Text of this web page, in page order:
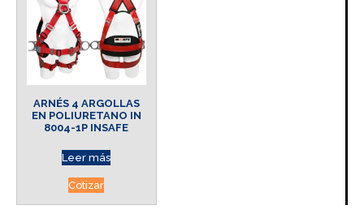
ARNÉS 4 ARGOLLAS
EN POLIURETANO IN
8004-1P INSAFE
Leer más
Cotizar